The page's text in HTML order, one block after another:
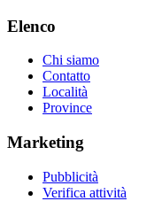
Elenco
Chi siamo
Contatto
Località
Province
Marketing
Pubblicità
Verifica attività